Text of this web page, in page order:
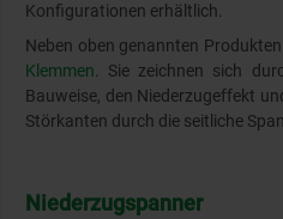
Konfigurationen erhältlich.
Neben oben genannten
Klemmen . Sie zeichnen sich
Bauweise, den Niederzugeffekt
Störkanten durch die seitliche
Niederzugspanner